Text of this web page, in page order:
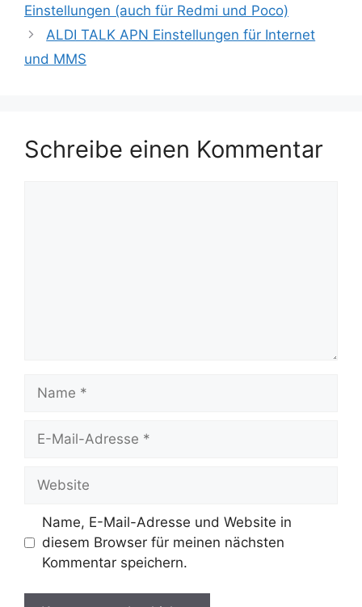
Einstellungen (auch für Redmi und Poco)
ALDI TALK APN Einstellungen für Internet
und MMS
Schreibe einen Kommentar
Mail-
Name, E-Mail-Adresse und Website in
diesem Browser für meinen nächsten
Kommentar speichern.